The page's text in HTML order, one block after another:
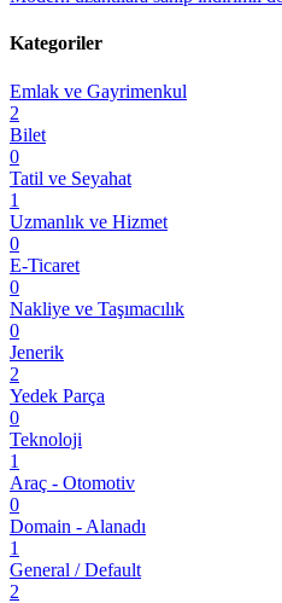
Kategoriler
Emlak ve Gayrimenkul
2
Bilet
0
Tatil ve Seyahat
1
Uzmanlık ve Hizmet
0
E-Ticaret
0
Nakliye ve Taşımacılık
0
Jenerik
2
Yedek Parça
0
Teknoloji
1
Araç - Otomotiv
0
Domain - Alanadı
1
General / Default
2